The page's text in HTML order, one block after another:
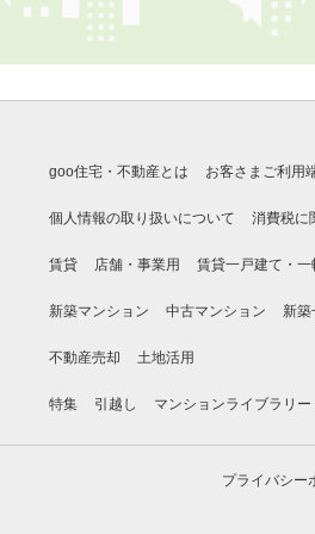
goo住宅・不動産とは お客さまご利用
個人情報の取り扱いについて 消費税に
賃貸 店舗・事業用 賃貸一戸建て・一
新築マンション 中古マンション 新築
不動産売却 土地活用
特集 引越し マンションライブラリー
プライバシー